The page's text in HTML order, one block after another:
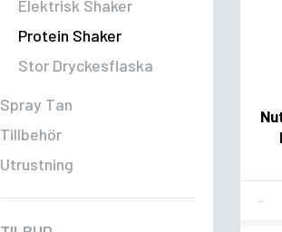
Elektrisk Shaker
Protein Shaker
Stor Dryckesflaska
Spray Tan
Tillbehör
Utrustning